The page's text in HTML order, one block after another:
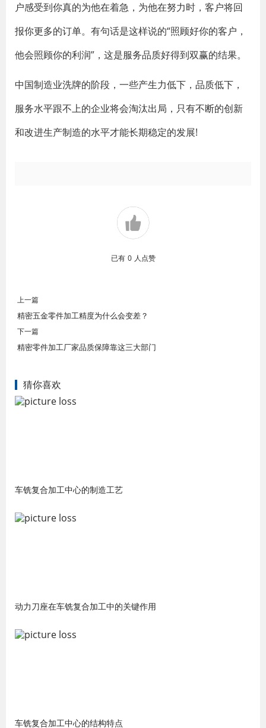
户感受到你真的为他在着急，为他在努力时，客户将回
报你更多的订单。有句话是这样说的“照顾好你的客户，
他会照顾你的利润”，这是服务品质好得到双赢的结果。
中国制造业洗牌的阶段，一些产生力低下，品质低下，
服务水平跟不上的企业将会淘汰出局，只有不断的创新
和改进生产制造的水平才能长期稳定的发展!
已有 0 人点赞
上一篇
精密五金零件加工精度为什么会变差？
下一篇
精密零件加工厂家​品质保障靠这三大部门
猜你喜欢
车铣复合加工中心的制造工艺
动力刀座在车铣复合加工中的关键作用
车铣复合加工中心的结构特点